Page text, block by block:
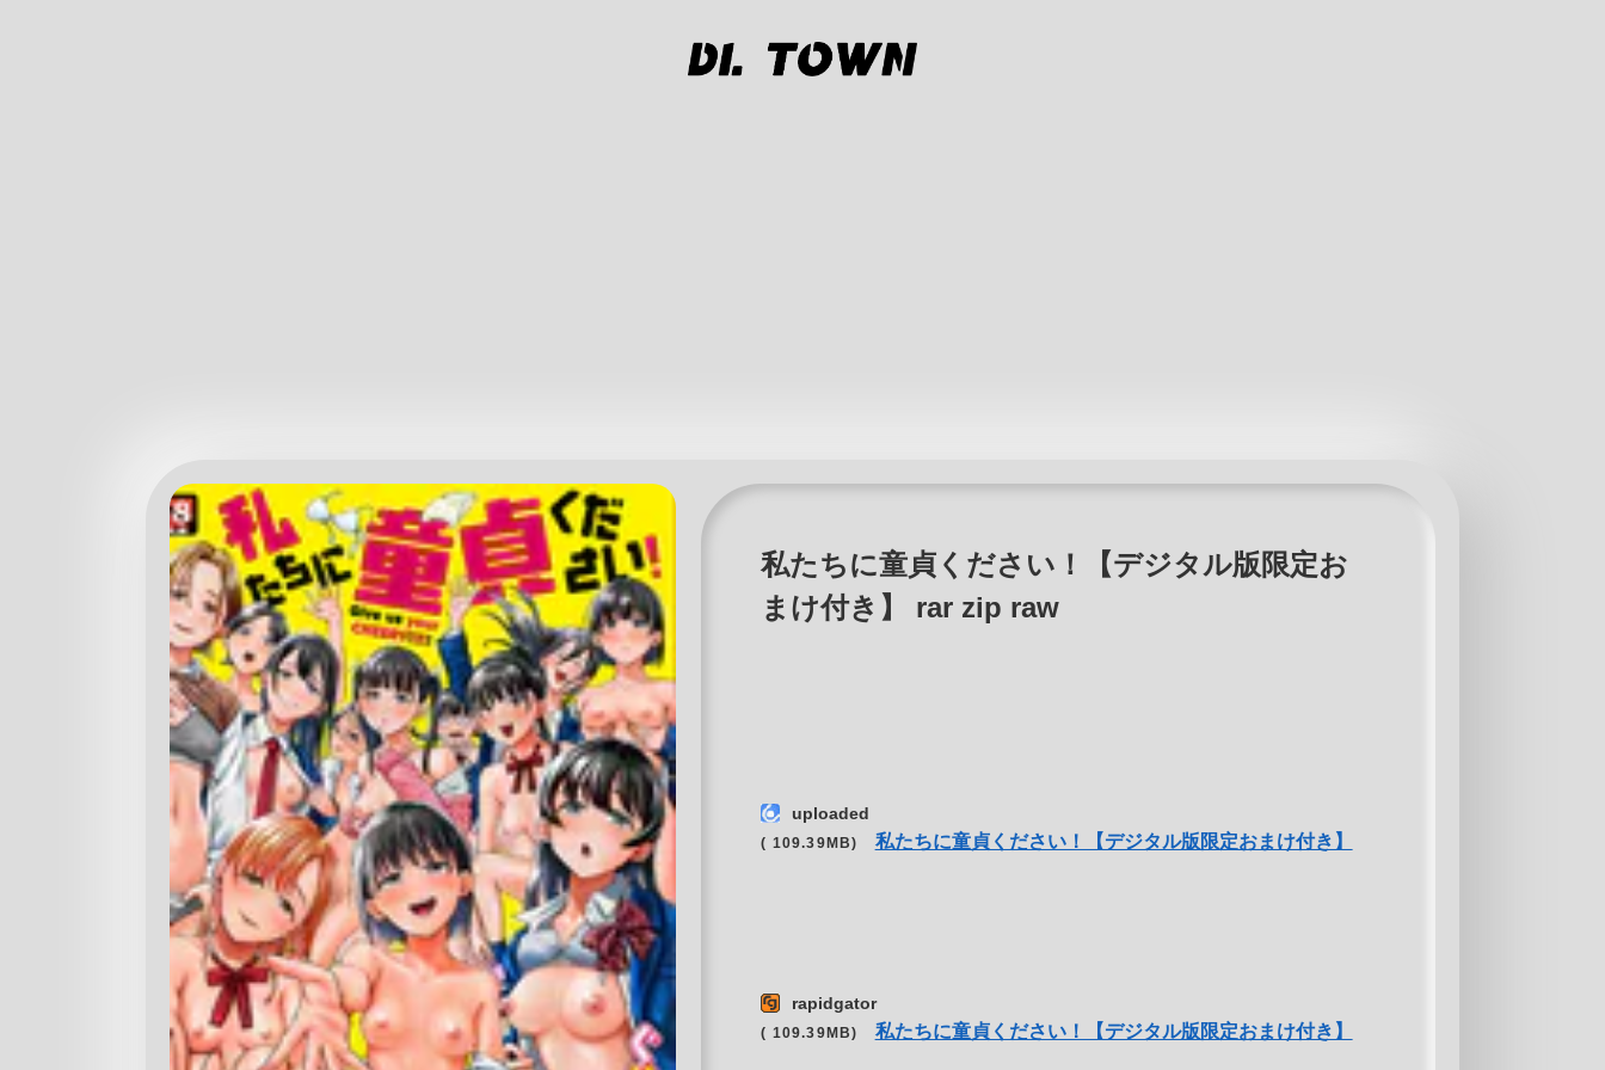
私たちに童貞ください！【デジタル版限定お
まけ付き】 rar zip raw
uploaded
( 109.39MB) 私たちに童貞ください！【デジタル版限定おまけ付き】
rapidgator
( 109.39MB) 私たちに童貞ください！【デジタル版限定おまけ付き】